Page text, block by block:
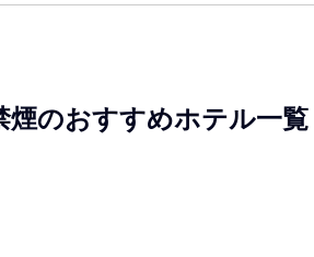
煙のおすすめホテル一覧